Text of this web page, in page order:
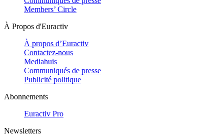
Members’ Circle
À Propos d'Euractiv
À propos d’Euractiv
Contactez-nous
Mediahuis
Communiqués de presse
Publicité politique
Abonnements
Euractiv Pro
Newsletters